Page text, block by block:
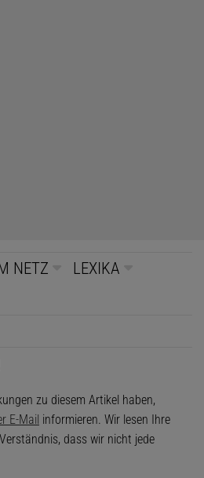
NETZ LEXIKA
zu diesem Artikel haben,
E-Mail informieren. Wir lesen Ihre
dass wir nicht jede